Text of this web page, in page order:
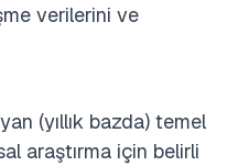
verilerini ve
(yıllık bazda) temel
araştırma için belirli